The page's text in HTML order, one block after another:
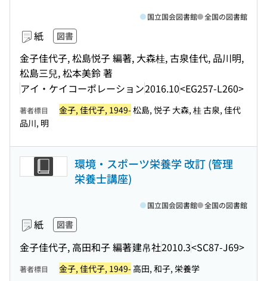
紙 図書
金子佳代子, 松島悦子 編著, 大森桂, 古泉佳代, 品川明,
松島三兒, 松本美鈴 著
アイ・ケイコーポレーション2016.10<EG257-L260>
国立国会図書館 全国の図書館
著者標目 金子, 佳代子, 1949-松島, 悦子 大森, 桂 古泉, 佳代
品川, 明
環境・スポーツ栄養学 改訂 (管理
栄養士講座)
紙 図書
金子佳代子, 高田和子 編著建帛社2010.3<SC87-J69>
国立国会図書館 全国の図書館
著者標目 金子, 佳代子, 1949- 高田, 和子, 栄養学